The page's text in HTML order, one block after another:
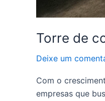
Torre de
Deixe um
Com o
empresas que